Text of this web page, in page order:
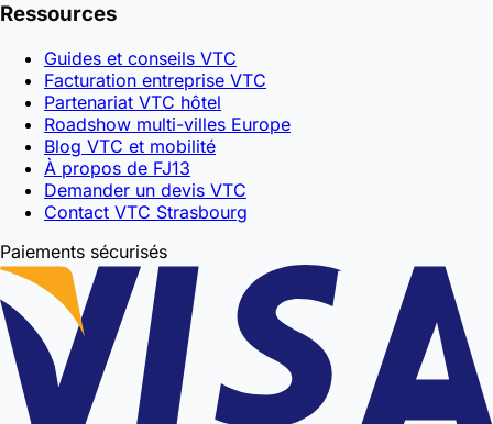
Ressources
Guides et conseils VTC
Facturation entreprise VTC
Partenariat VTC hôtel
Roadshow multi-villes Europe
Blog VTC et mobilité
À propos de FJ13
Demander un devis VTC
Contact VTC Strasbourg
Paiements sécurisés